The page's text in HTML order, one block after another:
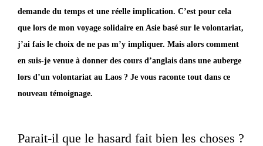
demande du temps et une réelle implication. C’est pour cela
que lors de mon voyage solidaire en Asie basé sur le volontariat,
j’ai fais le choix de ne pas m’y impliquer. Mais alors comment
en suis-je venue à donner des cours d’anglais dans une auberge
lors d’un volontariat au Laos ? Je vous raconte tout dans ce
nouveau témoignage.
Parait-il que le hasard fait bien les choses ?